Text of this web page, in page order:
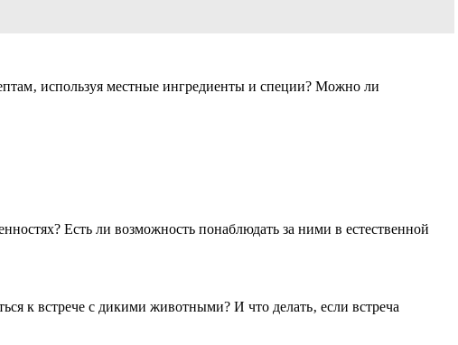
используя местные ингредиенты и специи? Можно ли
Есть ли возможность понаблюдать за ними в естественной
к встрече с дикими животными? И что делать‚ если встреча